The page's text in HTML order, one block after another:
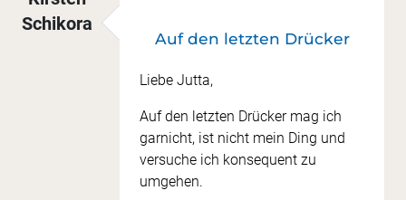
Schikora
Auf den letzten Drücker
Liebe Jutta,
Auf den letzten Drücker mag ich
garnicht, ist nicht mein Ding und
versuche ich konsequent zu
umgehen.